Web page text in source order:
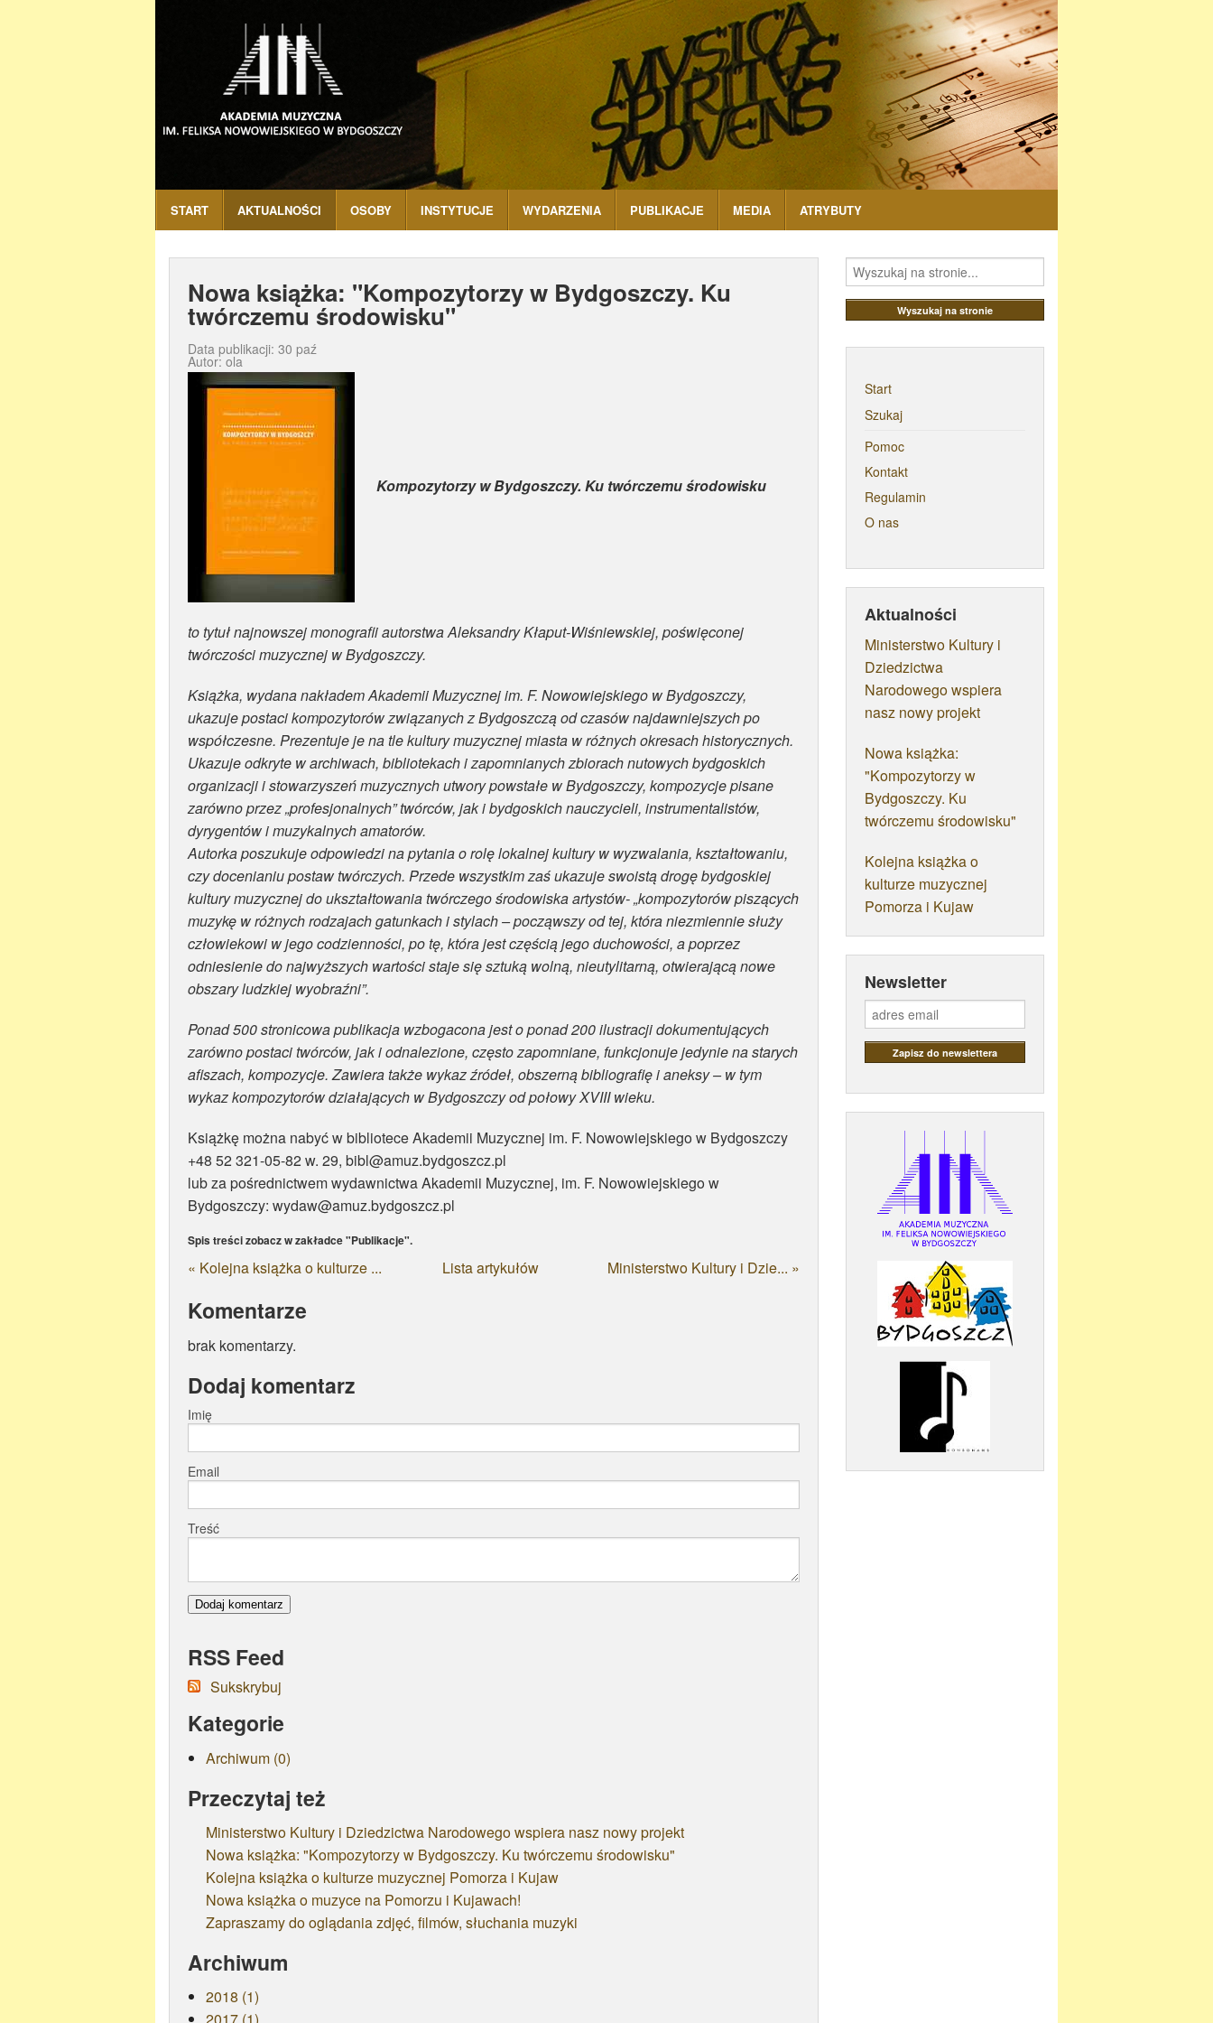
START AKTUALNOŚCI OSOBY INSTYTUCJE WYDARZENIA PUBLIKACJE MEDIA ATRYBUTY
Nowa książka: "Kompozytorzy w Bydgoszczy. Ku
twórczemu środowisku"
Data publikacji: 30 paź
Autor: ola
Kompozytorzy w Bydgoszczy. Ku twórczemu środowisku
to tytuł najnowszej monografii autorstwa Aleksandry Kłaput-Wiśniewskiej, poświęconej
twórczości muzycznej w Bydgoszczy.
Książka, wydana nakładem Akademii Muzycznej im. F. Nowowiejskiego w Bydgoszczy,
ukazuje postaci kompozytorów związanych z Bydgoszczą od czasów najdawniejszych po
współczesne. Prezentuje je na tle kultury muzycznej miasta w różnych okresach historycznych.
Ukazuje odkryte w archiwach, bibliotekach i zapomnianych zbiorach nutowych bydgoskich
organizacji i stowarzyszeń muzycznych utwory powstałe w Bydgoszczy, kompozycje pisane
zarówno przez „profesjonalnych” twórców, jak i bydgoskich nauczycieli, instrumentalistów,
dyrygentów i muzykalnych amatorów.
Autorka poszukuje odpowiedzi na pytania o rolę lokalnej kultury w wyzwalania, kształtowaniu,
czy docenianiu postaw twórczych. Przede wszystkim zaś ukazuje swoistą drogę bydgoskiej
kultury muzycznej do ukształtowania twórczego środowiska artystów- „kompozytorów piszących
muzykę w różnych rodzajach gatunkach i stylach – począwszy od tej, która niezmiennie służy
człowiekowi w jego codzienności, po tę, która jest częścią jego duchowości, a poprzez
odniesienie do najwyższych wartości staje się sztuką wolną, nieutylitarną, otwierającą nowe
obszary ludzkiej wyobraźni”.
Ponad 500 stronicowa publikacja wzbogacona jest o ponad 200 ilustracji dokumentujących
zarówno postaci twórców, jak i odnalezione, często zapomniane, funkcjonuje jedynie na starych
afiszach, kompozycje. Zawiera także wykaz źródeł, obszerną bibliografię i aneksy – w tym
wykaz kompozytorów działających w Bydgoszczy od połowy XVIII wieku.
Książkę można nabyć w bibliotece Akademii Muzycznej im. F. Nowowiejskiego w Bydgoszczy
+48 52 321-05-82 w. 29, bibl@amuz.bydgoszcz.pl
lub za pośrednictwem wydawnictwa Akademii Muzycznej, im. F. Nowowiejskiego w
Bydgoszczy: wydaw@amuz.bydgoszcz.pl
Spis treści zobacz w zakładce "Publikacje".
Ministerstwo Kultury i Dzie... »
Lista artykułów
« Kolejna książka o kulturze ...
Komentarze
brak komentarzy.
Dodaj komentarz
Imię
Email
Treść
RSS Feed
Sukskrybuj
Kategorie
Archiwum (0)
Przeczytaj też
Ministerstwo Kultury i Dziedzictwa Narodowego wspiera nasz nowy projekt
Nowa książka: "Kompozytorzy w Bydgoszczy. Ku twórczemu środowisku"
Kolejna książka o kulturze muzycznej Pomorza i Kujaw
Nowa książka o muzyce na Pomorzu i Kujawach!
Zapraszamy do oglądania zdjęć, filmów, słuchania muzyki
Archiwum
2018 (1)
Start
Szukaj
Pomoc
Kontakt
Regulamin
O nas
Aktualności
Ministerstwo Kultury i
Dziedzictwa
Narodowego wspiera
nasz nowy projekt
Nowa książka:
"Kompozytorzy w
Bydgoszczy. Ku
twórczemu środowisku"
Kolejna książka o
kulturze muzycznej
Pomorza i Kujaw
Newsletter